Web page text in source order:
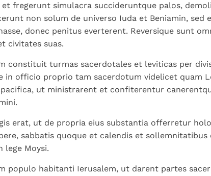
koninkrijk te
herkennen
groeit stilletjes door
liefde, niet door
dwang
De mystiek. De
mystieke
verschijnselen en de
als een taak"
Paus in Pavia: St.
Augustinus toont ons
noodzaak om "naar het
et fregerunt simulacra succideruntque palos,
non solum de universo Iuda et Beniamin, sed
donec penitus everterent. Reversique sunt
civitates suas.
constituit turmas sacerdotales et leviticas per
in officio proprio tam sacerdotum videlicet quam
ut ministrarent et confiterentur
erat, ut de propria eius substantia offerretur
sabbatis quoque et calendis et sollemnitatibus
lege Moysi.
populo habitanti Ierusalem, ut darent partes